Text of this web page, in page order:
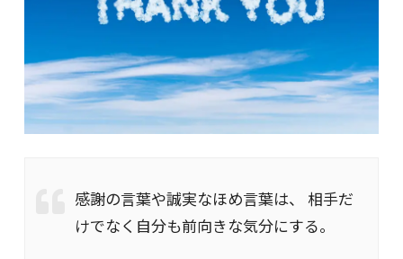
感謝の言葉や誠実なほめ言葉は、 相手だ
けでなく自分も前向きな気分にする。